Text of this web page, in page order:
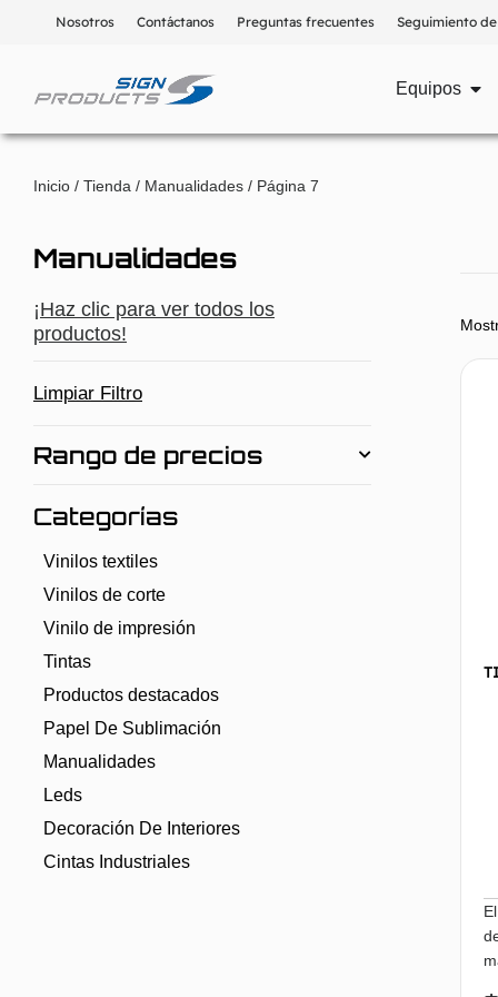
Nosotros Contáctanos Preguntas frecuentes Seguimiento
Equipos
Inicio / Tienda / Manualidades / Página 7
Manualidades
¡Haz clic para ver todos los
productos!
Limpiar Filtro
Rango de precios
Categorías
Vinilos textiles
Vinilos de corte
Vinilo de impresión
Tintas
Productos destacados
Papel De Sublimación
Manualidades
Leds
Decoración De Interiores
Cintas Industriales